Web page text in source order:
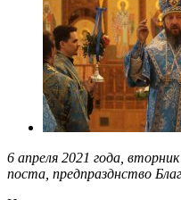
6 апреля 2021 года,
поста, предпразднство